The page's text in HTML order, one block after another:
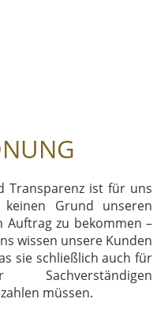
Transparenz ist für uns
Grund unseren
Auftrag zu bekommen –
wissen unsere Kunden
sie schließlich auch für
müssen.